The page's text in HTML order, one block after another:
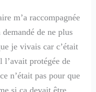
m’a raccompagnée
de ne plus
je vivais car c’était
protégée de
n’était pas pour que
si ça devait être